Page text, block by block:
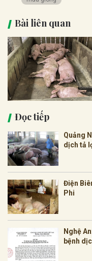
Bài liên quan
Đọc tiếp
Quảng
dịch tả
Điện
Phi
Nghệ
bệnh